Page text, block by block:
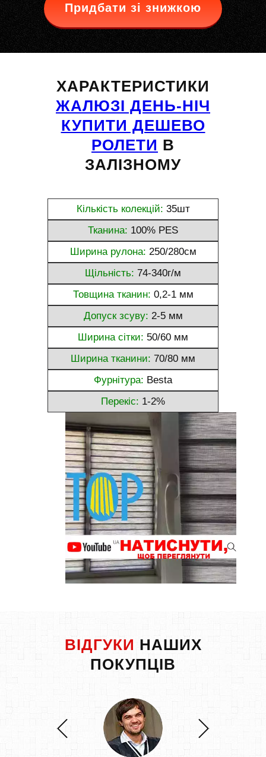
Придбати зі знижкою
ХАРАКТЕРИСТИКИ
ЖАЛЮЗІ ДЕНЬ-НІЧ
КУПИТИ ДЕШЕВО
РОЛЕТИ В
ЗАЛІЗНОМУ
Кількість колекцій: 35шт
Тканина: 100% PES
Ширина рулона: 250/280см
Щільність: 74-340г/м
Товщина тканин: 0,2-1 мм
Допуск зсуву: 2-5 мм
Ширина сітки: 50/60 мм
Ширина тканини: 70/80 мм
Фурнітура: Besta
Перекіс: 1-2%
ВІДГУКИ НАШИХ
ПОКУПЦІВ